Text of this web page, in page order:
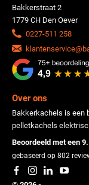
Bakkerstraat 2
1779 CH Den Oever
0227-511 258
Over ons
Bakkerkachels is een
pelletkachels
Beoordeeld met een
gebaseerd op 802